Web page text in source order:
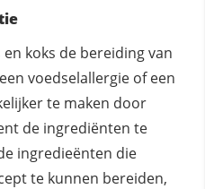
koks de bereiding van
voedselallergie of een
te maken door
de ingrediënten te
ingredieënten die
te kunnen bereiden,